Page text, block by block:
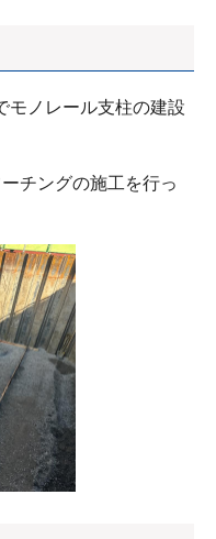
モノレール支柱の建設
チングの施工を行っ